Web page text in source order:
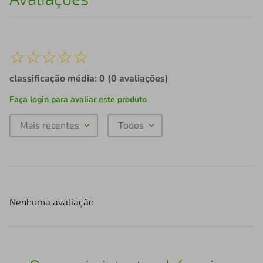
☆☆☆☆☆
classificação média: 0 (0 avaliações)
Faça login para avaliar este produto
Mais recentes Todos
Nenhuma avaliação